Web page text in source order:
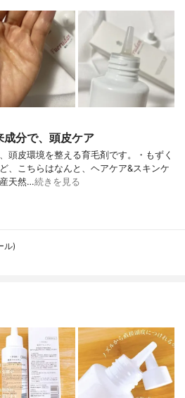
成分で、頭皮ケア
頭皮環境を整える育毛剤です。・もずく
、こちらはなんと、ヘアケア&スキンケ
天然…続きを見る
ル)